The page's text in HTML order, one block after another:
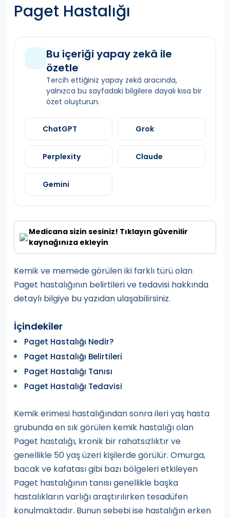
Paget Hastalığı
Bu içeriği yapay zekâ ile
özetle
Tercih ettiğiniz yapay zekâ aracında,
yalnızca bu sayfadaki bilgilere dayalı kısa bir
özet oluşturun.
ChatGPT Grok
Perplexity Claude
Gemini
Medicana sizin sesiniz! Tıklayın güvenilir
kaynağınıza ekleyin
Kemik ve memede görülen iki farklı türü olan
Paget hastalığının belirtileri ve tedavisi hakkında
detaylı bilgiye bu yazıdan ulaşabilirsiniz.
İçindekiler
Paget Hastalığı Nedir?
Paget Hastalığı Belirtileri
Paget Hastalığı Tanısı
Paget Hastalığı Tedavisi
Kemik erimesi hastalığından sonra ileri yaş hasta
grubunda en sık görülen kemik hastalığı olan
Paget hastalığı, kronik bir rahatsızlıktır ve
genellikle 50 yaş üzeri kişilerde görülür. Omurga,
bacak ve kafatası gibi bazı bölgeleri etkileyen
Paget hastalığının tanısı genellikle başka
hastalıkların varlığı araştırılırken tesadüfen
konulmaktadır. Bunun sebebi ise hastalığın erken